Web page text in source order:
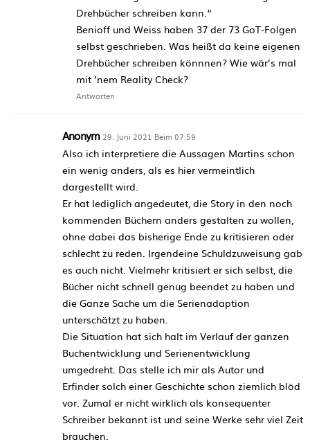
Drehbücher schreiben kann.“
Benioff und Weiss haben 37 der 73 GoT-Folgen
selbst geschrieben. Was heißt da keine eigenen
Drehbücher schreiben könnnen? Wie wär’s mal
mit ’nem Reality Check?
Antworten
Anonym 29. Juni 2021 Beim 07:59
Also ich interpretiere die Aussagen Martins schon
ein wenig anders, als es hier vermeintlich
dargestellt wird.
Er hat lediglich angedeutet, die Story in den noch
kommenden Büchern anders gestalten zu wollen,
ohne dabei das bisherige Ende zu kritisieren oder
schlecht zu reden. Irgendeine Schuldzuweisung gab
es auch nicht. Vielmehr kritisiert er sich selbst, die
Bücher nicht schnell genug beendet zu haben und
die Ganze Sache um die Serienadaption
unterschätzt zu haben.
Die Situation hat sich halt im Verlauf der ganzen
Buchentwicklung und Serienentwicklung
umgedreht. Das stelle ich mir als Autor und
Erfinder solch einer Geschichte schon ziemlich blöd
vor. Zumal er nicht wirklich als konsequenter
Schreiber bekannt ist und seine Werke sehr viel Zeit
brauchen.